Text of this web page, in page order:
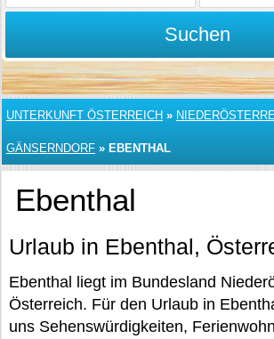
Suchen
UNTERKUNFT ÖSTERREICH »
GÄNSERNDORF » EBENTHAL
Ebenthal
Urlaub in Ebenthal,
Ebenthal liegt im Bundesland
Österreich. Für den Urlaub in
uns Sehenswürdigkeiten,